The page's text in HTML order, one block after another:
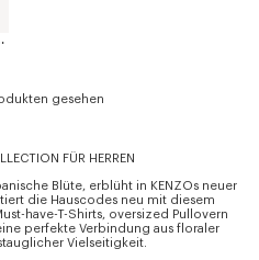
Fit aus Baumwolle
gesehen
FÜR HERREN
Blüte, erblüht in KENZOs neuer
die Hauscodes neu mit diesem
have-T-Shirts, oversized Pullovern
perfekte Verbindung aus floraler
Vielseitigkeit.